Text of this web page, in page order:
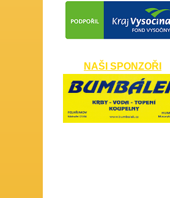
NAŠI SPONZOŘI